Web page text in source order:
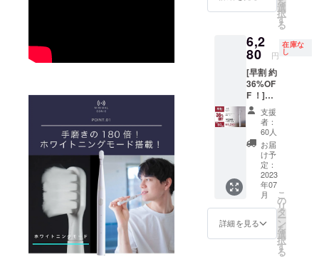
使用方
注意事
項：歯
の表面
にブラ
シを当
て、一
本ずつ
ずらし
ながら
ゆっく
りと動
かしま
す。ゴ
シゴシ
磨かな
にご注
意下さ
い。●取
ます。
※税込、
みの価
格で
す。 ●
希望小
売価
格：
9,900円
●サイ
ズ/重
量：
22.3cm/
45g●カ
開：ホ
ワイト●
上の都
合等に
より出
荷時期
が遅れ
る場合
があり
ます。
※税込、
送料込
みの価
格で
す。
39%OF
F］ ・
個 ・交
換式ブ
ラシ
ヘッド
×2個 ・
充電
ケーブ
ル×1個
（箱サ
イズ：
220mm
×50mm
×20mm
） ※デ
ザイ
ン・仕
様は変
選
択
す
る
6,2
80 円
在庫な
し
[早割 約
36%OF
F ！]
（限定
60個）
・ミニ
マルソ
ニック×
１ ・
6,280円
9,900円
の約
36%OF
F］ ・
本体×1
支援
者：
60人
お届
け予
定：
2023
年07
月
詳細を見る
こ
の
リ
タ
ー
ン
を
選
択
す
る